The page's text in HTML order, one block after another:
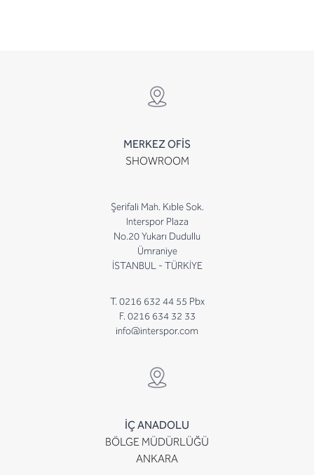
MERKEZ OFİS
SHOWROOM
Şerifali Mah. Kıble Sok.
Interspor Plaza
No.20 Yukarı Dudullu
Ümraniye
İSTANBUL - TÜRKİYE
T. 0216 632 44 55 Pbx
F. 0216 634 32 33
info@interspor.com
İÇ ANADOLU
BÖLGE MÜDÜRLÜĞÜ
ANKARA